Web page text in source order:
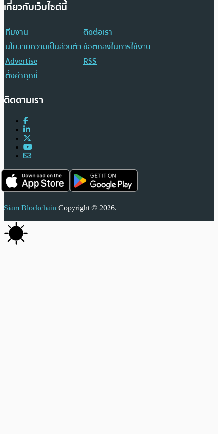
เกี่ยวกับเว็บไซต์นี้
ทีมงาน
ติดต่อเรา
นโยบายความเป็นส่วนตัวข้อตกลงในการใช้งาน
Advertise
RSS
ตั้งค่าคุกกี้
ติดตามเรา
Siam Blockchain Copyright © 2026.